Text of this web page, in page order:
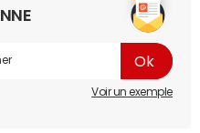
Voir un exemple